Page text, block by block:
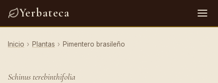
Yerbateca
Inicio › Plantas › Pimentero brasileño
Schinus terebinthifolia